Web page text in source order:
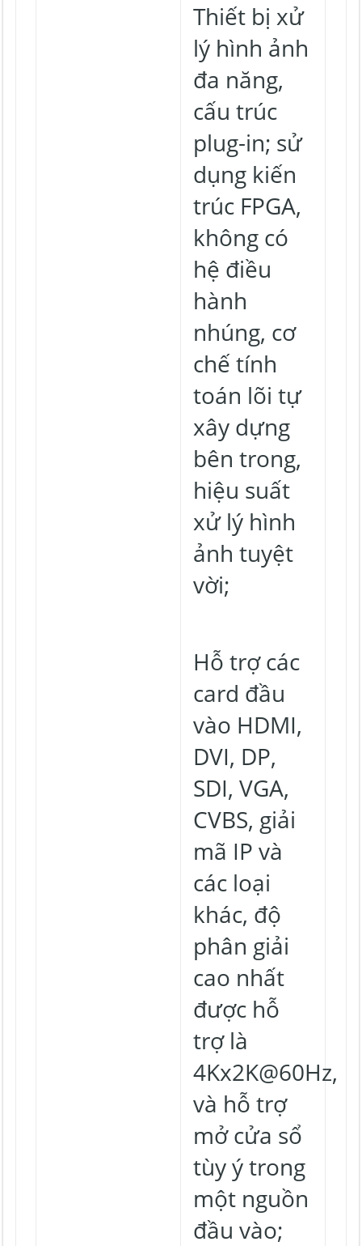
Thiết bị xử
lý hình ảnh
đa năng,
cấu trúc
plug-in; sử
dụng kiến
trúc FPGA,
không có
hệ điều
hành
nhúng, cơ
chế tính
toán lõi tự
xây dựng
bên trong,
hiệu suất
xử lý hình
ảnh tuyệt
vời;
Hỗ trợ các
card đầu
vào HDMI,
DVI, DP,
SDI, VGA,
CVBS, giải
mã IP và
các loại
khác, độ
phân giải
cao nhất
được hỗ
trợ là
4Kx2K@60Hz,
và hỗ trợ
mở cửa sổ
tùy ý trong
một nguồn
đầu vào;